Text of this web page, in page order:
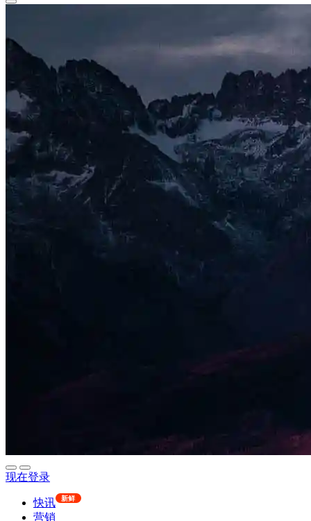
现在登录
快讯 新鲜
营销